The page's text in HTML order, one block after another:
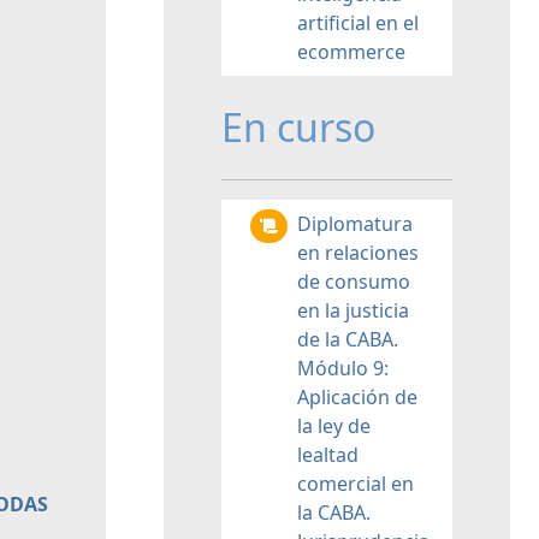
artificial en el
ecommerce
En curso
Diplomatura
en relaciones
de consumo
en la justicia
de la CABA.
Módulo 9:
Aplicación de
la ley de
lealtad
comercial en
la CABA.